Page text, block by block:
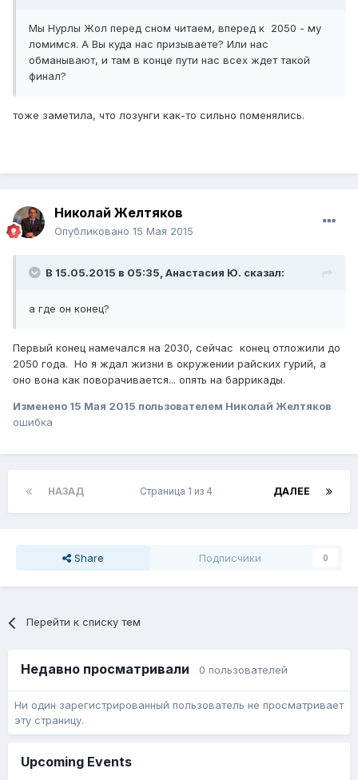
​Мы Нурлы Жол перед сном читаем, вперед к 2050 - му
ломимся. А Вы куда нас призываете? Или нас
обманывают, и там в конце пути нас всех ждет такой
финал?
​тоже заметила, что лозунги как-то сильно поменялись.
Николай Желтяков
Опубликовано 15 Мая 2015
В 15.05.2015 в 05:35, Анастасия Ю. сказал:
а где он конец?
​Первый конец намечался на 2030, сейчас конец отложили до
2050 года. Но я ждал жизни в окружении райских гурий, а
оно вона как поворачивается... опять на баррикады.
Изменено 15 Мая 2015 пользователем Николай Желтяков
ошибка
НАЗАД ДАЛЕЕ
Страница 1 из 4
Share Подписчики 0
Перейти к списку тем
Недавно просматривали 0 пользователей
Ни один зарегистрированный пользователь не просматривает
эту страницу.
Upcoming Events